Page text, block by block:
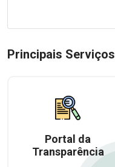
Principais Serviços
Portal da
Transparência